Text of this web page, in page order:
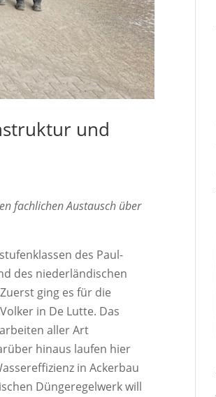
und
fachlichen Austausch über
des Paul-
des niederländischen
ging es für die
in De Lutte. Das
aller Art
hinaus laufen hier
in Ackerbau
Düngeregelwerk will